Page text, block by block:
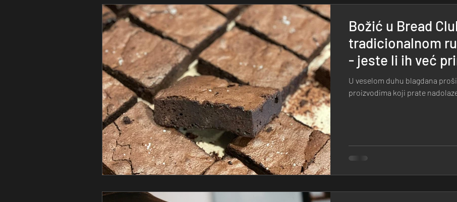
Božić u Bread
tradicionalnom
- jeste li ih već
U veselom duhu blagdana
proizvodima koji prate